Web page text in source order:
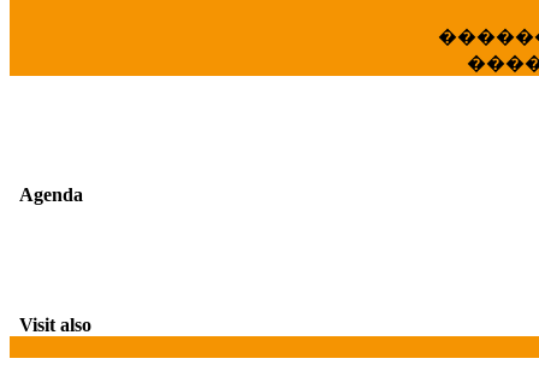
Agenda
Visit also